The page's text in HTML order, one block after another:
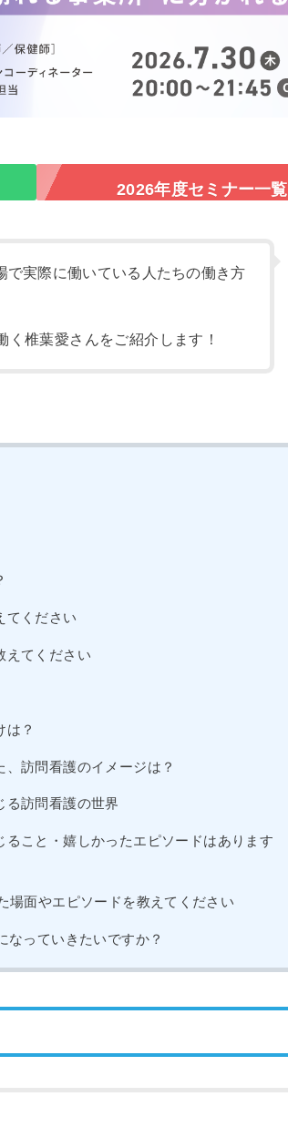
2026年度セミナー一覧
実際に働いている人たちの働き方
椎葉愛さんをご紹介します！
てください
えてください
は？
訪問看護のイメージは？
る訪問看護の世界
こと・嬉しかったエピソードはあります
場面やエピソードを教えてください
なっていきたいですか？